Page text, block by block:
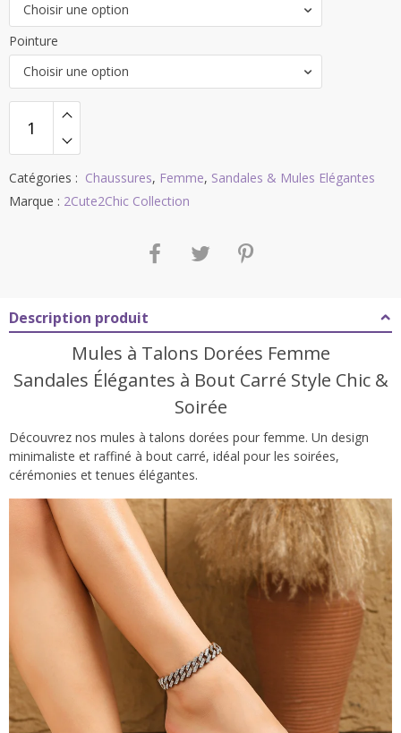
Choisir une option
Pointure
Choisir une option
Catégories : Chaussures, Femme, Sandales & Mules Elégantes
Marque : 2Cute2Chic Collection
Description produit
Mules à Talons Dorées Femme
Sandales Élégantes à Bout Carré Style Chic &
Soirée
Découvrez nos mules à talons dorées pour femme. Un design
minimaliste et raffiné à bout carré, idéal pour les soirées,
cérémonies et tenues élégantes.